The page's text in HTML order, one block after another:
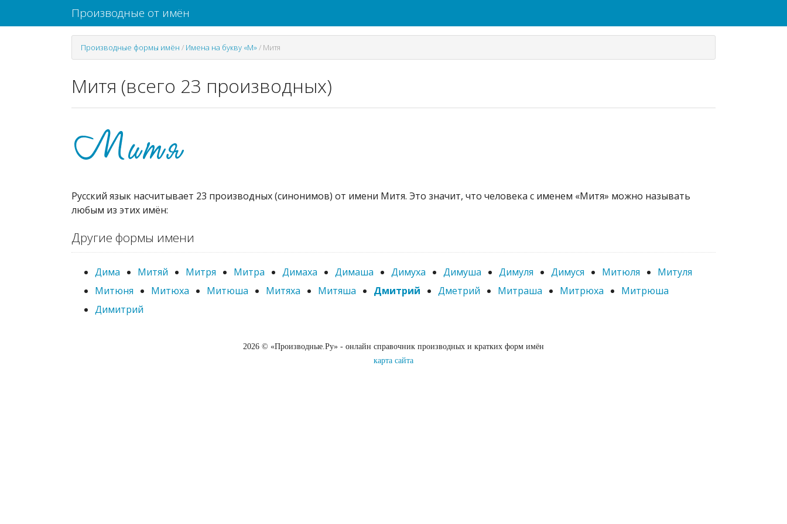
Производные от имён
Производные формы имён / Имена на букву «М»/ Митя
Митя (всего 23 производных)
Русский язык насчитывает 23 производных (синонимов) от имени Митя. Это значит, что человека с именем «Митя» можно называть
любым из этих имён:
Другие формы имени
Дима Митяй Митря Митра Димаха Димаша Димуха Димуша Димуля Димуся Митюля
Митуля
Митюня
Митюха Митюша Митяха Митяша Дмитрий Дметрий Митраша Митрюха
Митрюша
Димитрий
2026 © «Производные.Ру» - онлайн справочник производных и кратких форм имён
карта сайта